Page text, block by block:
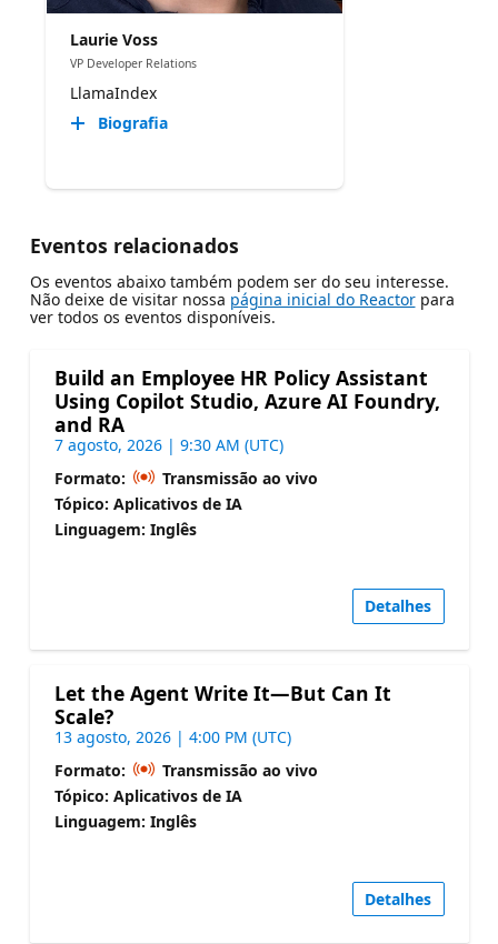
Laurie Voss
VP Developer Relations
LlamaIndex
Biografia
Eventos relacionados
Os eventos abaixo também podem ser do seu interesse.
Não deixe de visitar nossa página inicial do Reactorpara
ver todos os eventos disponíveis.
Build an Employee HR Policy Assistant
Using Copilot Studio, Azure AI Foundry,
and RA
7 agosto, 2026 | 9:30 AM (UTC)
Formato:
Transmissão ao vivo
Tópico: Aplicativos de IA
Linguagem: Inglês
Detalhes
Let the Agent Write It—But Can It
Scale?
13 agosto, 2026 | 4:00 PM (UTC)
Formato:
Transmissão ao vivo
Tópico: Aplicativos de IA
Linguagem: Inglês
Detalhes